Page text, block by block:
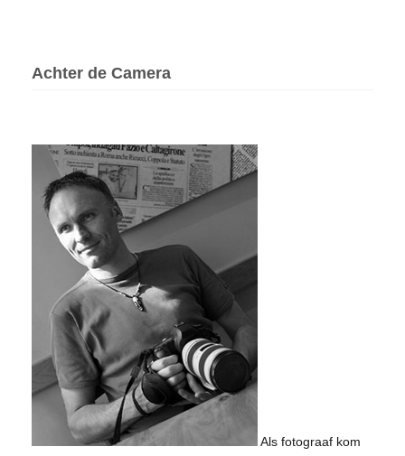
Achter de Camera
Als fotograaf kom